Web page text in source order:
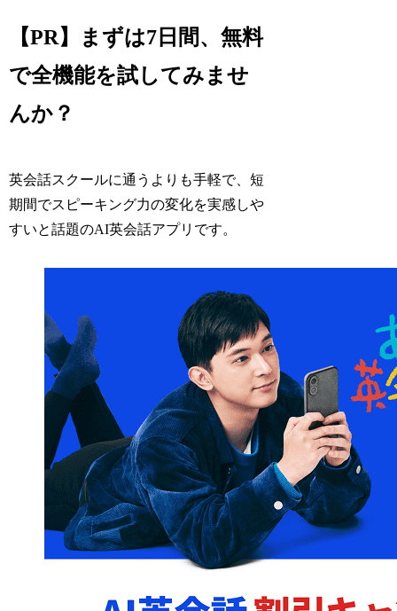
【PR】まずは7日間、無料
で全機能を試してみませ
んか？
英会話スクールに通うよりも手軽で、短
期間でスピーキング力の変化を実感しや
すいと話題のAI英会話アプリです。